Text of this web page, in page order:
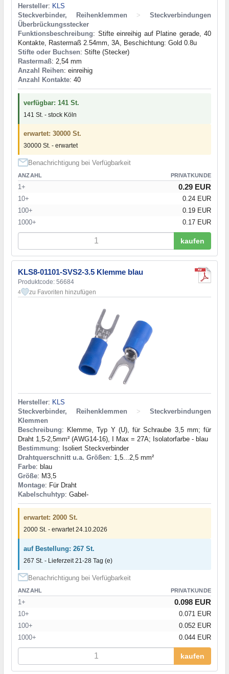
Hersteller: KLS
Steckverbinder, Reihenklemmen
>
Steckverbindungen
Überbrückungsstecker
Funktionsbeschreibung: Stifte einreihig auf Platine gerade, 40
Kontakte, Rastermaß 2.54mm, 3A, Beschichtung: Gold 0.8u
Stifte oder Buchsen: Stifte (Stecker)
Rastermaß: 2,54 mm
Anzahl Reihen: einreihig
Anzahl Kontakte: 40
verfügbar: 141 St.
141 St. - stock Köln
erwartet: 30000 St.
30000 St. - erwartet
Benachrichtigung bei Verfügbarkeit
ANZAHL PRIVATKUNDE
1+ 0.29 EUR
10+
0.24 EUR
100+
0.19 EUR
1000+
0.17 EUR
kaufen
KLS8-01101-SVS2-3.5 Klemme blau
Produktcode: 56684
4 zu Favoriten hinzufügen
Hersteller: KLS
Steckverbinder, Reihenklemmen
>
Steckverbindungen
Klemmen
Beschreibung: Klemme, Typ Y (U), für Schraube 3,5 mm; für
Draht 1,5-2,5mm² (AWG14-16), I Max = 27A; Isolatorfarbe - blau
Bestimmung: Isoliert Steckverbinder
Drahtquerschnitt u.a. Größen: 1,5...2,5 mm²
Farbe: blau
Größe: M3,5
Montage: Für Draht
Kabelschuhtyp: Gabel-
erwartet: 2000 St.
2000 St. - erwartet 24.10.2026
auf Bestellung: 267 St.
267 St. - Lieferzeit 21-28 Tag (e)
Benachrichtigung bei Verfügbarkeit
ANZAHL PRIVATKUNDE
1+ 0.098 EUR
10+
0.071 EUR
100+
0.052 EUR
1000+
0.044 EUR
kaufen